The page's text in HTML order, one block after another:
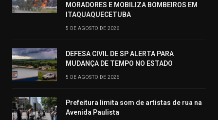
MORADORES E MOBILIZA BOMBEIROS EM
ITAQUAQUECETUBA
5 DE AGOSTO DE 2026
DEFESA CIVIL DE SP ALERTA PARA
MUDANÇA DE TEMPO NO ESTADO
5 DE AGOSTO DE 2026
Prefeitura limita som de artistas de rua na
Avenida Paulista